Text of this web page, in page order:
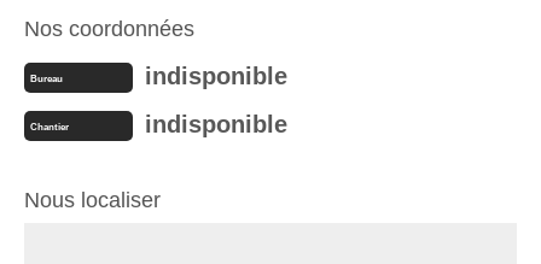
Nos coordonnées
Bureau indisponible
Chantier indisponible
Nous localiser